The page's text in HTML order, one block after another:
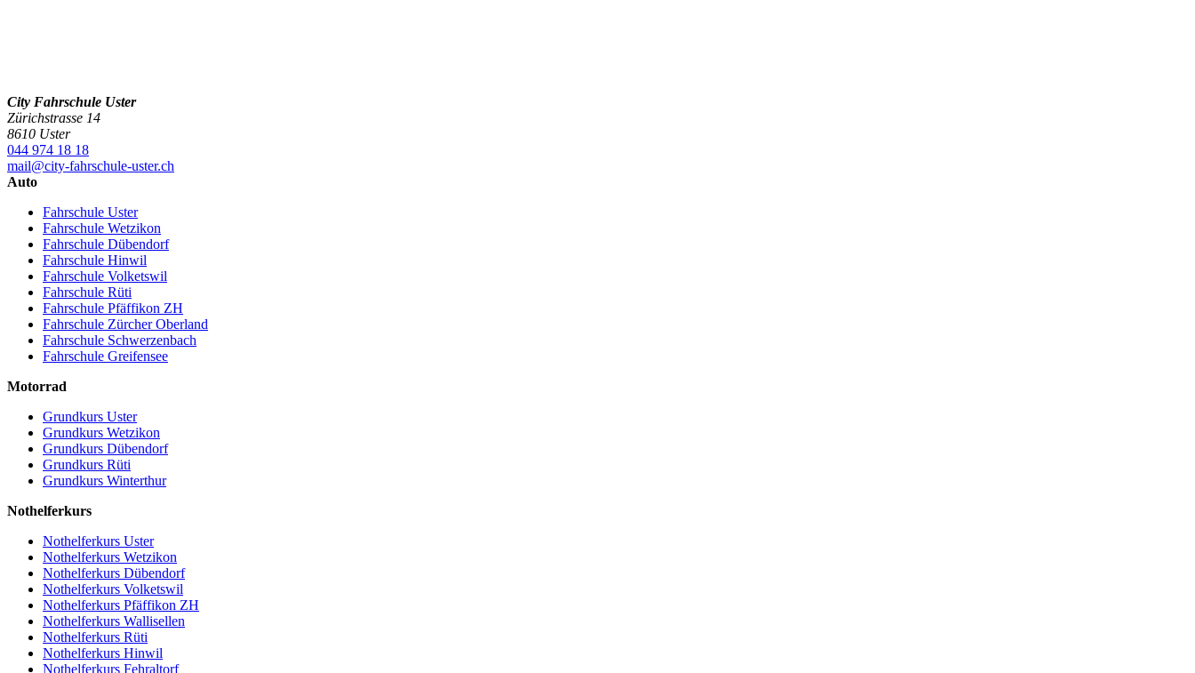
City Fahrschule Uster
Zürichstrasse 14
8610 Uster
044 974 18 18
mail@city-fahrschule-uster.ch
Auto
Fahrschule Uster
Fahrschule Wetzikon
Fahrschule Dübendorf
Fahrschule Hinwil
Fahrschule Volketswil
Fahrschule Rüti
Fahrschule Pfäffikon ZH
Fahrschule Zürcher Oberland
Fahrschule Schwerzenbach
Fahrschule Greifensee
Motorrad
Grundkurs Uster
Grundkurs Wetzikon
Grundkurs Dübendorf
Grundkurs Rüti
Grundkurs Winterthur
Nothelferkurs
Nothelferkurs Uster
Nothelferkurs Wetzikon
Nothelferkurs Dübendorf
Nothelferkurs Volketswil
Nothelferkurs Pfäffikon ZH
Nothelferkurs Wallisellen
Nothelferkurs Rüti
Nothelferkurs Hinwil
Nothelferkurs Fehraltorf